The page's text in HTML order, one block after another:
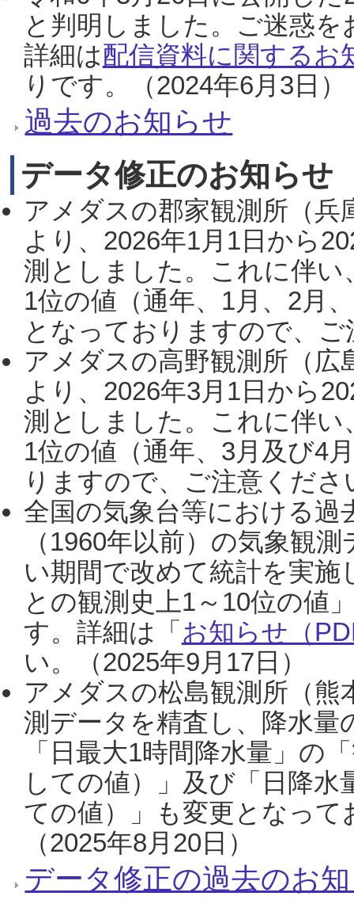
と判明しました。ご迷惑
詳細は配信資料に関するお
りです。（2024年6月3日）
過去のお知らせ
データ修正のお知らせ
アメダスの郡家観測所（
より、2026年1月1日から
測としました。これに伴い
1位の値（通年、1月、2月
となっておりますので、
アメダスの高野観測所（
より、2026年3月1日から
測としました。これに伴い
1位の値（通年、3月及び4
りますので、ご注意くだ
全国の気象台等における過
（1960年以前）の気象観
い期間で改めて統計を実
との観測史上1～10位の値
す。詳細は「 お知らせ（
い。（2025年9月17日）
アメダスの松島観測所（熊
測データを精査し、降水
「日最大1時間降水量」の
しての値）」及び「日降
ての値）」も変更となっ
（2025年8月20日）
データ修正の過去のお